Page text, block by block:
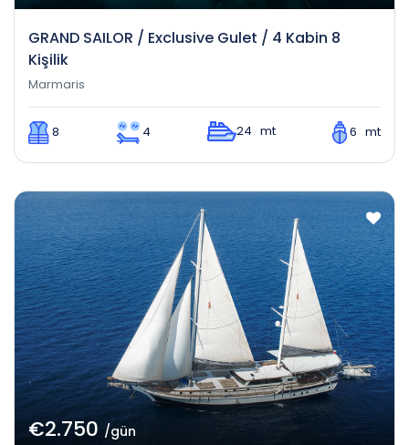
GRAND SAILOR / Exclusive Gulet / 4 Kabin 8
Kişilik
Marmaris
8 4 24 mt 6 mt
€2.750 /gün